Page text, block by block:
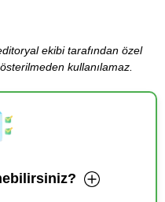
ekibi tarafından özel
kullanılamaz.